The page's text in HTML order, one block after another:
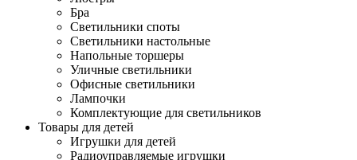
Бра
Светильники споты
Светильники настольные
Напольные торшеры
Уличные светильники
Офисные светильники
Лампочки
Комплектующие для светильников
Товары для детей
Игрушки для детей
Радиоуправляемые игрушки